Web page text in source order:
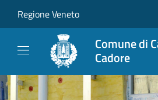
Regione Veneto
Comune di
Cadore